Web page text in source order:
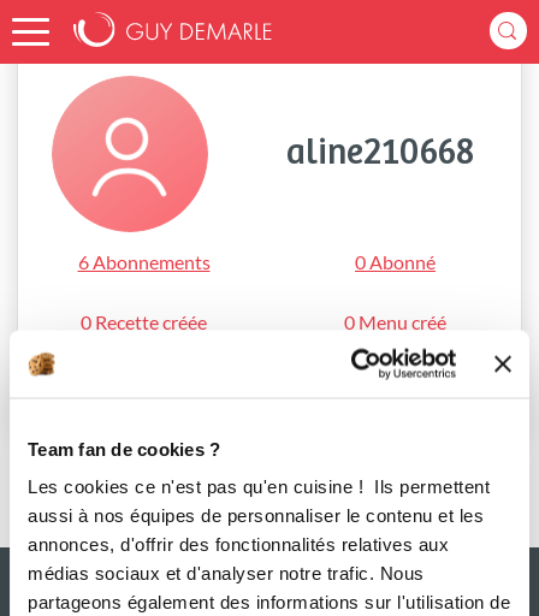
Team fan de cookies ?
Les cookies ce n'est pas qu'en cuisine ! Ils permettent
aussi à nos équipes de personnaliser le contenu et les
annonces, d'offrir des fonctionnalités relatives aux
médias sociaux et d'analyser notre trafic. Nous
partageons également des informations sur l'utilisation de
Accueil aline210668
aline210668
6 Abonnements 0 Abonné
0 Recette créée 0 Menu créé